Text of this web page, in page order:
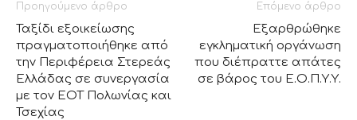
Προηγούμενο άρθρο
Ταξίδι εξοικείωσης
πραγματοποιήθηκε από
την Περιφέρεια Στερεάς
Ελλάδας σε συνεργασία
με τον ΕΟΤ Πολωνίας και
Τσεχίας
Επόμενο άρθρο
Εξαρθρώθηκε
εγκληματική οργάνωση
που διέπραττε απάτες
σε βάρος του Ε.Ο.Π.Υ.Υ.